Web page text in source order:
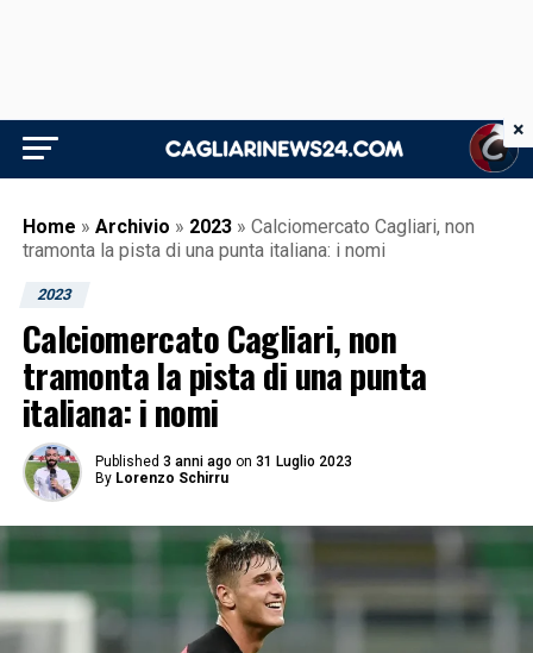
Home » Archivio » 2023 » Calciomercato Cagliari, non
tramonta la pista di una punta italiana: i nomi
2023
Calciomercato Cagliari, non
tramonta la pista di una punta
italiana: i nomi
Published 3 anni ago on 31 Luglio 2023
By Lorenzo Schirru
×